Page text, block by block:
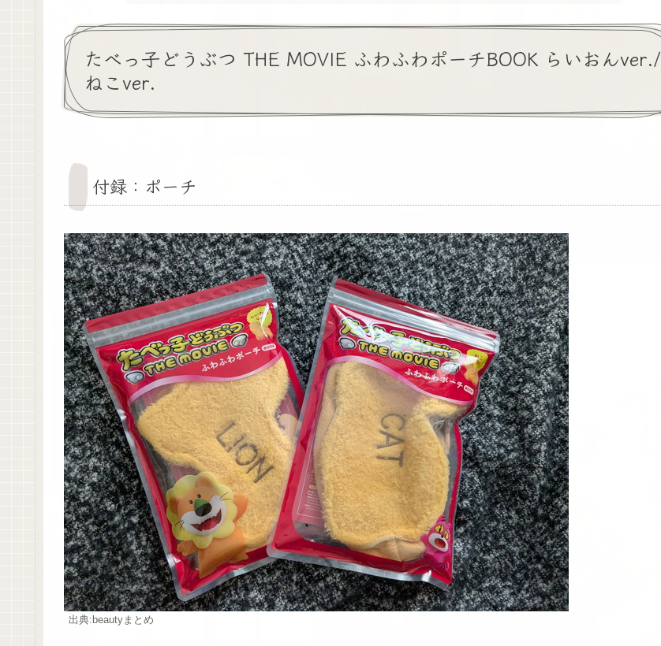
たべっ子どうぶつ THE MOVIE ふわふわポーチBOOK らいおんver./
ねこver.
付録：ポーチ
出典:beautyまとめ